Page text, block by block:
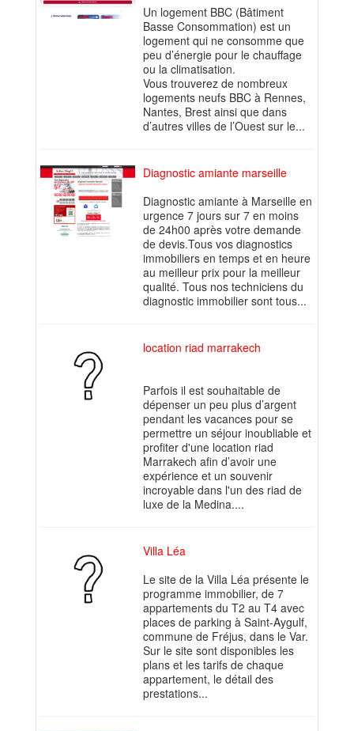
Un logement BBC (Bâtiment
Basse Consommation) est un
logement qui ne consomme que
peu d’énergie pour le chauffage
ou la climatisation.
Vous trouverez de nombreux
logements neufs BBC à Rennes,
Nantes, Brest ainsi que dans
d’autres villes de l’Ouest sur le...
Diagnostic amiante marseille
Diagnostic amiante à Marseille en
urgence 7 jours sur 7 en moins
de 24h00 après votre demande
de devis.Tous vos diagnostics
immobiliers en temps et en heure
au meilleur prix pour la meilleur
qualité. Tous nos techniciens du
diagnostic immobilier sont tous...
location riad marrakech
Parfois il est souhaitable de
dépenser un peu plus d’argent
pendant les vacances pour se
permettre un séjour inoubliable et
profiter d'une location riad
Marrakech afin d’avoir une
expérience et un souvenir
incroyable dans l'un des riad de
luxe de la Medina....
Villa Léa
Le site de la Villa Léa présente le
programme immobilier, de 7
appartements du T2 au T4 avec
places de parking à Saint-Aygulf,
commune de Fréjus, dans le Var.
Sur le site sont disponibles les
plans et les tarifs de chaque
appartement, le détail des
prestations...